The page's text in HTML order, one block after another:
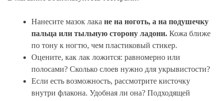
Нанесите мазок лака не на ноготь, а на подушечку
пальца или тыльную сторону ладони. Кожа ближе
по тону к ногтю, чем пластиковый стикер.
Оцените, как лак ложится: равномерно или
полосами? Сколько слоев нужно для укрывистости?
Если есть возможность, рассмотрите кисточку
внутри флакона. Удобная ли она? Подходящей